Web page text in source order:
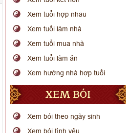
Xem tuổi hợp nhau
Xem tuổi làm nhà
Xem tuổi mua nhà
Xem tuổi làm ăn
Xem hướng nhà hợp tuổi
XEM BÓI
Xem bói theo ngày sinh
Xem bói tình yêu